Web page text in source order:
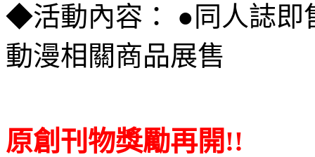
◆活動內容：
●同人誌即
動漫相關商品展售
原創刊物獎勵再開!!